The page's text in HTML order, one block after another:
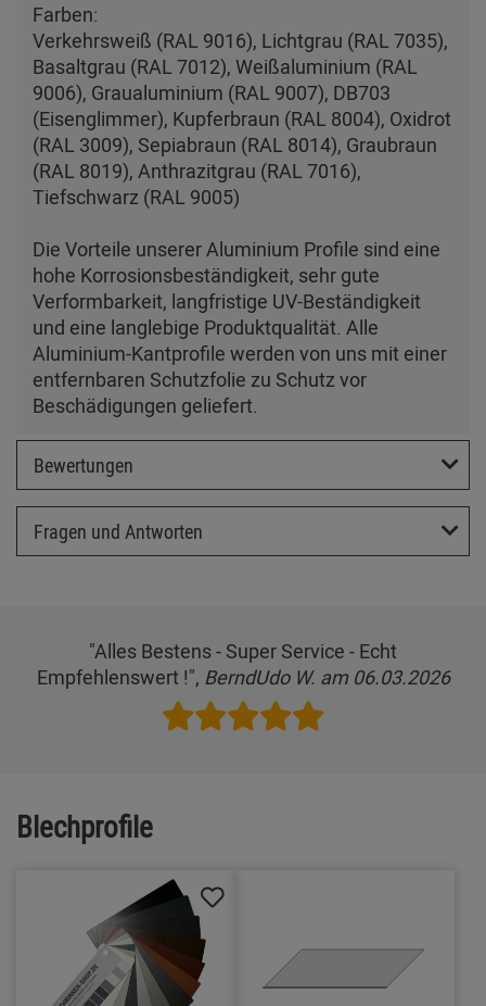
Farben:
Verkehrsweiß (RAL 9016), Lichtgrau (RAL 7035),
Basaltgrau (RAL 7012), Weißaluminium (RAL
9006), Graualuminium (RAL 9007), DB703
(Eisenglimmer), Kupferbraun (RAL 8004), Oxidrot
(RAL 3009), Sepiabraun (RAL 8014), Graubraun
(RAL 8019), Anthrazitgrau (RAL 7016),
Tiefschwarz (RAL 9005)
Die Vorteile unserer Aluminium Profile sind eine
hohe Korrosionsbeständigkeit, sehr gute
Verformbarkeit, langfristige UV-Beständigkeit
und eine langlebige Produktqualität. Alle
Aluminium-Kantprofile werden von uns mit einer
entfernbaren Schutzfolie zu Schutz vor
Beschädigungen geliefert.
Bewertungen
Fragen und Antworten
"Alles Bestens - Super Service - Echt
Empfehlenswert !", BerndUdo W. am 06.03.2026
Blechprofile